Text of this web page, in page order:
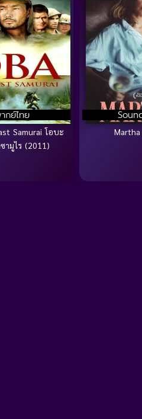
กย์ไทย
Samurai โอบะ
ามูไร (2011)